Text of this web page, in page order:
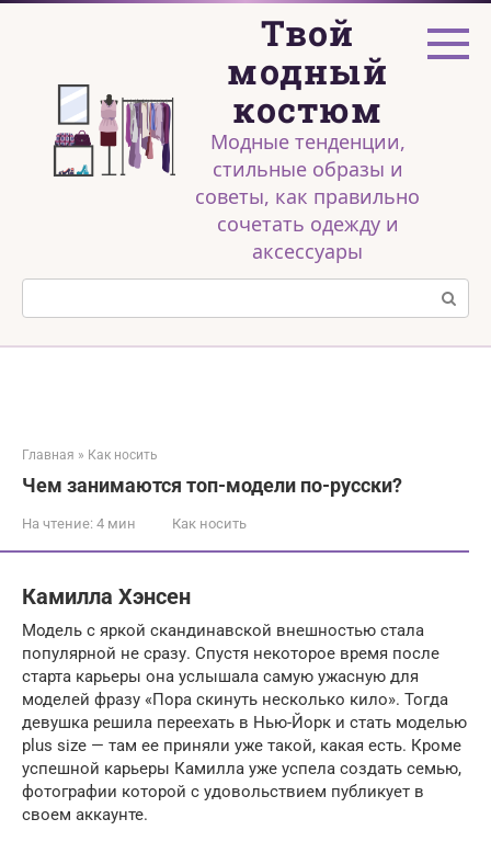
Перейти
Твой
модный
костюм
Модные тенденции,
стильные образы и
советы, как правильно
сочетать одежду и
аксессуары
Поиск:
Главная » Как носить
Чем занимаются топ-модели по-русски?
На чтение: 4 мин Как носить
Камилла Хэнсен
Модель с яркой скандинавской внешностью стала
популярной не сразу. Спустя некоторое время после
старта карьеры она услышала самую ужасную для
моделей фразу «Пора скинуть несколько кило». Тогда
девушка решила переехать в Нью-Йорк и стать моделью
plus size — там ее приняли уже такой, какая есть. Кроме
успешной карьеры Камилла уже успела создать семью,
фотографии которой с удовольствием публикует в
своем аккаунте.